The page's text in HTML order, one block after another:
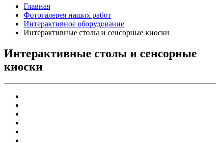
Главная
Фотогалерея наших работ
Интерактивное оборудование
Интерактивные столы и сенсорные киоски
Интерактивные столы и сенсорные
киоски